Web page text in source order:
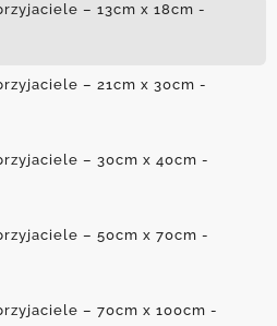
– 13cm x 18cm -
– 21cm x 30cm -
– 30cm x 40cm -
– 50cm x 70cm -
– 70cm x 100cm -